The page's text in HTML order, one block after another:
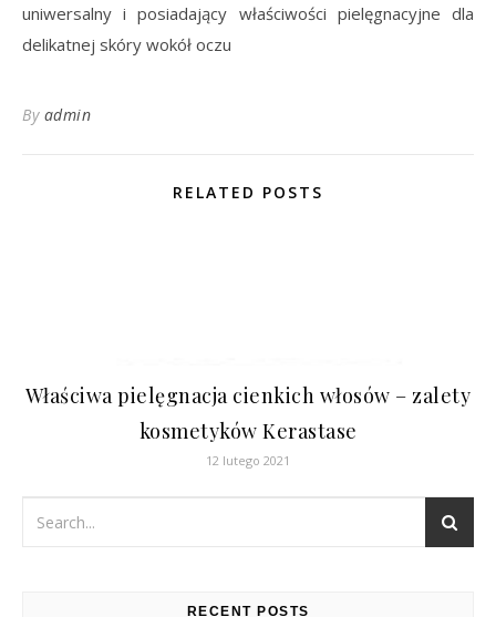
uniwersalny i posiadający właściwości pielęgnacyjne dla
delikatnej skóry wokół oczu
By admin
RELATED POSTS
Właściwa pielęgnacja cienkich włosów – zalety
kosmetyków Kerastase
12 lutego 2021
RECENT POSTS